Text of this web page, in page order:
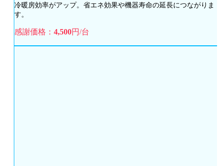
冷暖房効率がアップ。省エネ効果や機器寿命の延長につながりま
す。
感謝価格： 4,500円/台